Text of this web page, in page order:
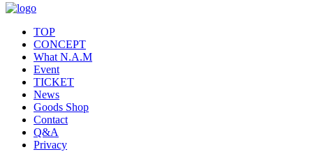
TOP
CONCEPT
What N.A.M
Event
TICKET
News
Goods Shop
Contact
Q&A
Privacy